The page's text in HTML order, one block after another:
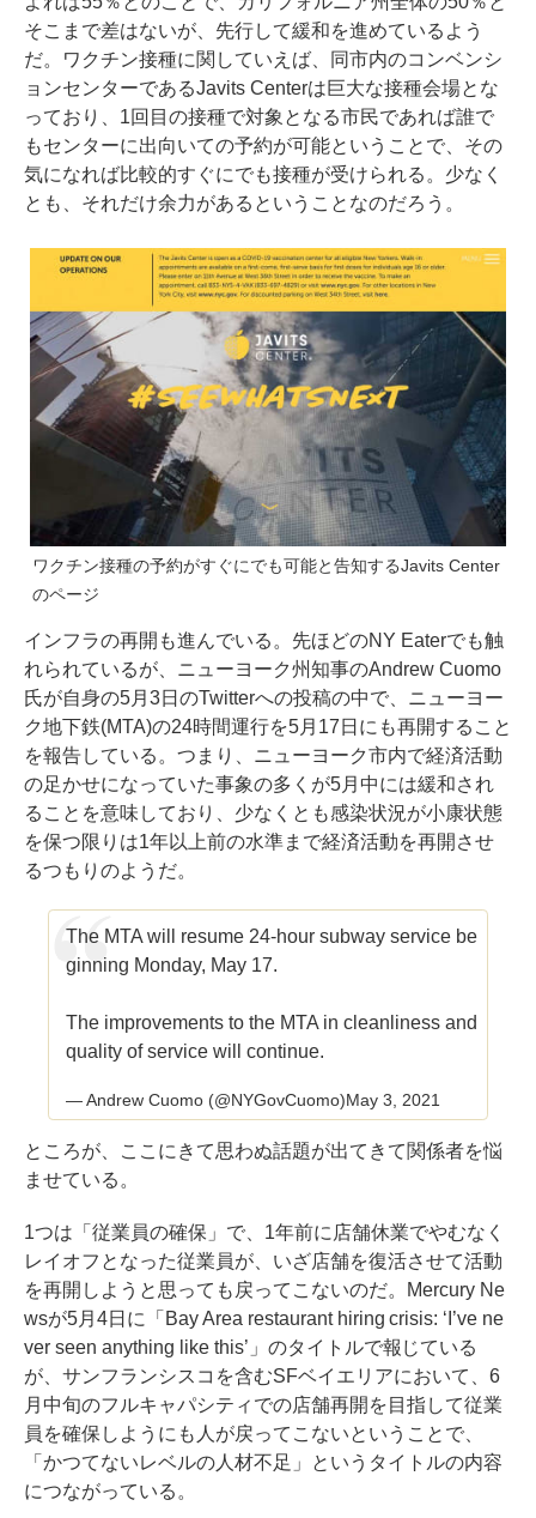
そこまで差はないが、先行して緩和を進めているよう
だ。ワクチン接種に関していえば、同市内のコンベンシ
ョンセンターであるJavits Centerは巨大な接種会場とな
っており、1回目の接種で対象となる市民であれば誰で
もセンターに出向いての予約が可能ということで、その
気になれば比較的すぐにでも接種が受けられる。少なく
とも、それだけ余力があるということなのだろう。
ワクチン接種の予約がすぐにでも可能と告知するJavits Center
のページ
インフラの再開も進んでいる。先ほどのNY Eaterでも触
れられているが、ニューヨーク州知事のAndrew Cuomo
氏が自身の5月3日のTwitterへの投稿の中で、ニューヨー
ク地下鉄(MTA)の24時間運行を5月17日にも再開すること
を報告している。つまり、ニューヨーク市内で経済活動
の足かせになっていた事象の多くが5月中には緩和され
ることを意味しており、少なくとも感染状況が小康状態
を保つ限りは1年以上前の水準まで経済活動を再開させ
るつもりのようだ。
The MTA will resume 24-hour subway service be
ginning Monday, May 17.
The improvements to the MTA in cleanliness and
quality of service will continue.
— Andrew Cuomo (@NYGovCuomo)May 3, 2021
ところが、ここにきて思わぬ話題が出てきて関係者を悩
ませている。
1つは「従業員の確保」で、1年前に店舗休業でやむなく
レイオフとなった従業員が、いざ店舗を復活させて活動
を再開しようと思っても戻ってこないのだ。Mercury Ne
wsが5月4日に「 Bay Area restaurant hiring crisis: ‘I’ve ne
ver seen anything like this’ 」のタイトルで報じている
が、サンフランシスコを含むSFベイエリアにおいて、6
月中旬のフルキャパシティでの店舗再開を目指して従業
員を確保しようにも人が戻ってこないということで、
「かつてないレベルの人材不足」というタイトルの内容
につながっている。